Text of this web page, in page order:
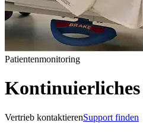
Patientenmonitoring
Vertrieb kontaktierenSupport finden